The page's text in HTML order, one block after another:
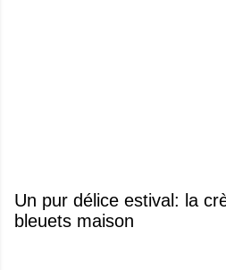
Un pur délice estival: la
bleuets maison